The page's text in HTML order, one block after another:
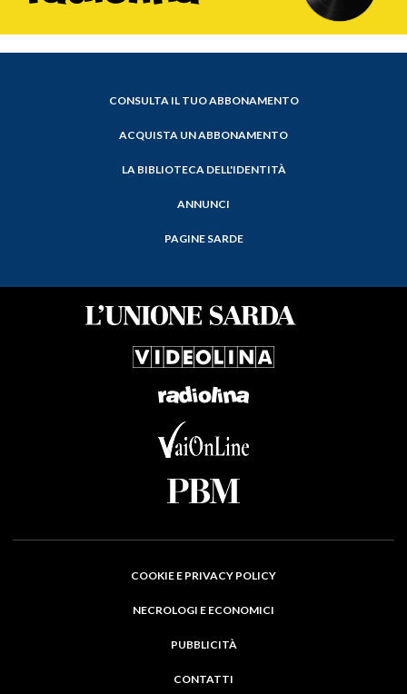
CONSULTA IL TUO ABBONAMENTO
ACQUISTA UN ABBONAMENTO
LA BIBLIOTECA DELL'IDENTITÀ
ANNUNCI
PAGINE SARDE
COOKIE E PRIVACY POLICY
NECROLOGI E ECONOMICI
PUBBLICITÀ
CONTATTI